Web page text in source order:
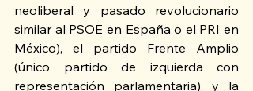
neoliberal y pasado revolucionario
similar al PSOE en España o el PRI en
México), el partido Frente Amplio
(único partido de izquierda con
representación parlamentaria), y la